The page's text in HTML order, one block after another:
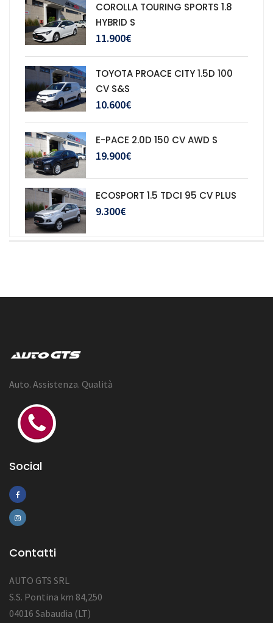
COROLLA TOURING SPORTS 1.8
HYBRID S
11.900€
TOYOTA PROACE CITY 1.5D 100
CV S&S
10.600€
E-PACE 2.0D 150 CV AWD S
19.900€
ECOSPORT 1.5 TDCI 95 CV PLUS
9.300€
Auto. Assistenza. Qualità
Social
Contatti
AUTO GTS SRL
S.S. Pontina km 84,250
04016 Sabaudia (LT)